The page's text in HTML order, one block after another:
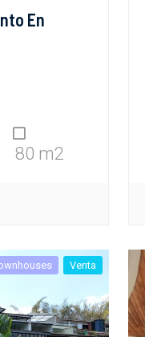
En
80 m2
Venta